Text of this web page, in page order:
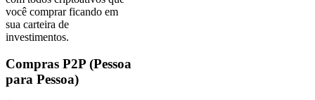
você comprar ficando em
sua carteira de
investimentos.
Compras P2P (Pessoa
para Pessoa)